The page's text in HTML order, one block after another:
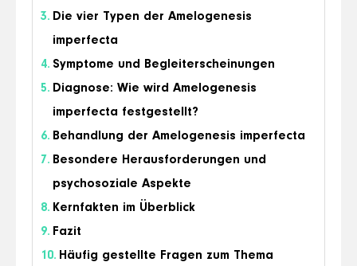
Die vier Typen der Amelogenesis
imperfecta
Symptome und Begleiterscheinungen
Diagnose: Wie wird Amelogenesis
imperfecta festgestellt?
Behandlung der Amelogenesis imperfecta
Besondere Herausforderungen und
psychosoziale Aspekte
Kernfakten im Überblick
Fazit
Häufig gestellte Fragen zum Thema